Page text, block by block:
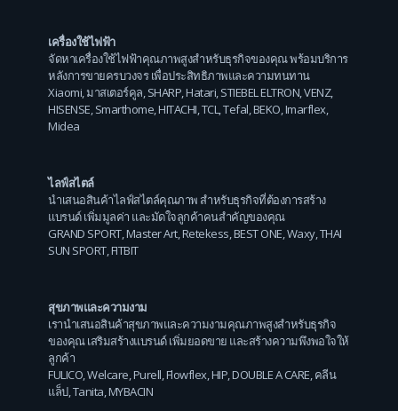
เครื่องใช้ไฟฟ้า
จัดหาเครื่องใช้ไฟฟ้าคุณภาพสูงสำหรับธุรกิจของคุณ พร้อมบริการ
หลังการขายครบวงจร เพื่อประสิทธิภาพและความทนทาน
Xiaomi,มาสเตอร์คูล,SHARP,Hatari,STIEBEL ELTRON,VENZ,
HISENSE,Smarthome,HITACHI,TCL,Tefal,BEKO,Imarflex,
Midea
ไลฟ์สไตล์
นำเสนอสินค้าไลฟ์สไตล์คุณภาพ สำหรับธุรกิจที่ต้องการสร้าง
แบรนด์ เพิ่มมูลค่า และมัดใจลูกค้าคนสำคัญของคุณ
GRAND SPORT,Master Art,Retekess,BEST ONE,Waxy,THAI
SUN SPORT,FITBIT
สุขภาพและความงาม
เรานำเสนอสินค้าสุขภาพและความงามคุณภาพสูงสำหรับธุรกิจ
ของคุณ เสริมสร้างแบรนด์ เพิ่มยอดขาย และสร้างความพึงพอใจให้
ลูกค้า
FULICO Welcare Purell Flowflex HIP DOUBLE A CARE คลีน
แล็ป, Tanita MYBACIN